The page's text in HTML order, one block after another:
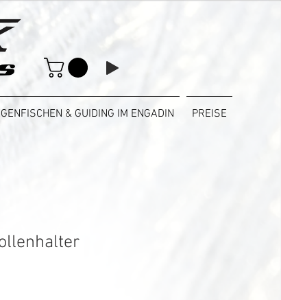
& GUIDING IM ENGADIN PREISE